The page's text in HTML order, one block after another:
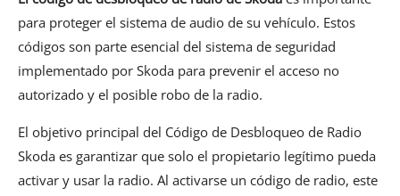
para proteger el sistema de audio de su vehículo. Estos
códigos son parte esencial del sistema de seguridad
implementado por Skoda para prevenir el acceso no
autorizado y el posible robo de la radio.
El objetivo principal del Código de Desbloqueo de Radio
Skoda es garantizar que solo el propietario legítimo pueda
activar y usar la radio. Al activarse un código de radio, este